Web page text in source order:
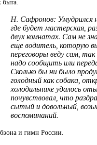
быта.
Н. Сафронов: Умудрился
где будет мастерская,
двух комнатах. Сам не
еще водитель, которую
переговоры веду сам,
надо сообщить или
Сколько бы ни было
голодный как собака,
холодильнике удалось
почувствовал, что
сытый и довольный,
воспоминаний.
и гимн России.